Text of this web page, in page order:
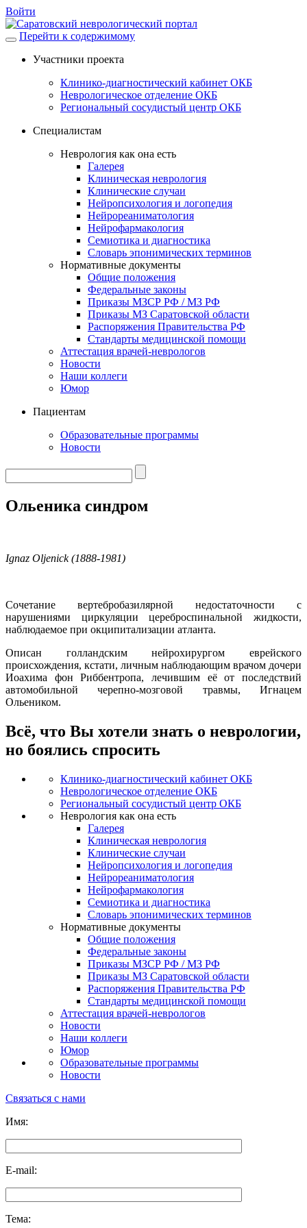
Войти
Перейти к содержимому
Участники проекта
Клинико-диагностический кабинет ОКБ
Неврологическое отделение ОКБ
Региональный сосудистый центр ОКБ
Специалистам
Неврология как она есть
Галерея
Клиническая неврология
Клинические случаи
Нейропсихология и логопедия
Нейрореаниматология
Нейрофармакология
Семиотика и диагностика
Словарь эпонимических терминов
Нормативные документы
Общие положения
Федеральные законы
Приказы МЗСР РФ / МЗ РФ
Приказы МЗ Саратовской области
Распоряжения Правительства РФ
Стандарты медицинской помощи
Аттестация врачей-неврологов
Новости
Наши коллеги
Юмор
Пациентам
Образовательные программы
Новости
Ольеника синдром
Ignaz Oljenick (1888-1981)
Сочетание вертебробазилярной недостаточности с
нарушениями циркуляции цереброспинальной жидкости,
наблюдаемое при окципитализации атланта.
Описан голландским нейрохирургом еврейского
происхождения, кстати, личным наблюдающим врачом дочери
Иоахима фон Риббентропа, лечившим её от последствий
автомобильной черепно-мозговой травмы, Игнацем
Ольеником.
Всё, что Вы хотели знать о неврологии,
но боялись спросить
Клинико-диагностический кабинет ОКБ
Неврологическое отделение ОКБ
Региональный сосудистый центр ОКБ
Неврология как она есть
Галерея
Клиническая неврология
Клинические случаи
Нейропсихология и логопедия
Нейрореаниматология
Нейрофармакология
Семиотика и диагностика
Словарь эпонимических терминов
Нормативные документы
Общие положения
Федеральные законы
Приказы МЗСР РФ / МЗ РФ
Приказы МЗ Саратовской области
Распоряжения Правительства РФ
Стандарты медицинской помощи
Аттестация врачей-неврологов
Новости
Наши коллеги
Юмор
Образовательные программы
Новости
Связаться с нами
Имя:
E-mail:
Тема: